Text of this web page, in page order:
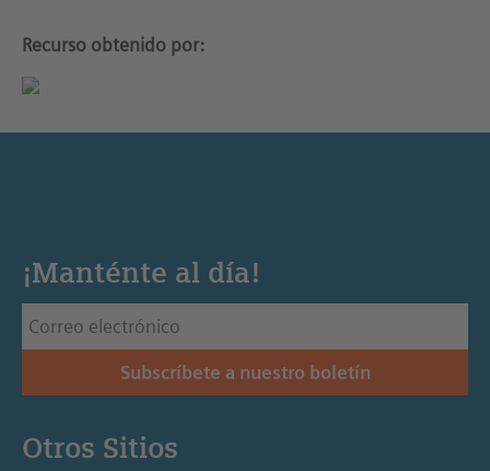
Recurso obtenido por:
¡Manténte al día!
Subscríbete a nuestro boletín
Otros Sitios